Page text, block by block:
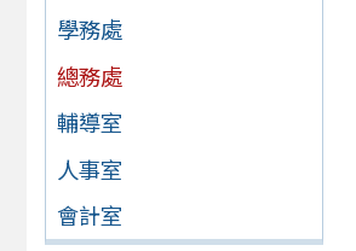
學務處
總務處
輔導室
人事室
會計室